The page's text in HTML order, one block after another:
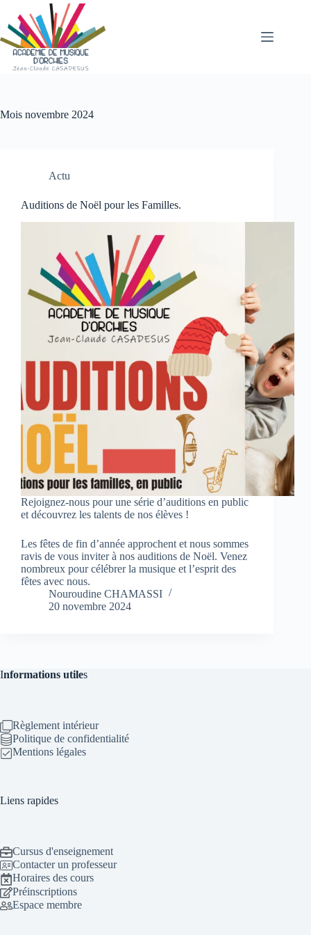
contenu
Mois novembre 2024
Actu
Auditions de Noël pour les Familles.
Rejoignez-nous pour une série d’auditions en public
et découvrez les talents de nos élèves !
Les fêtes de fin d’année approchent et nous sommes
ravis de vous inviter à nos auditions de Noël. Venez
nombreux pour célébrer la musique et l’esprit des
fêtes avec nous.
Nouroudine CHAMASSI
20 novembre 2024
Informations utiles
Règlement intérieur
Politique de confidentialité
Mentions légales
Liens rapides
Cursus d'enseignement
Contacter un professeur
Horaires des cours
Préinscriptions
Espace membre